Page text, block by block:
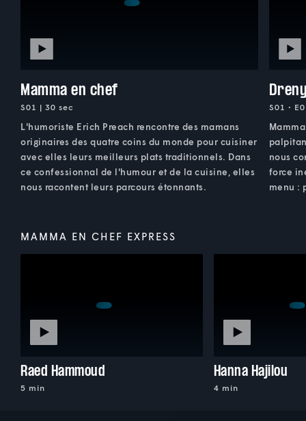
Mamma en chef
S01 | 30 sec
L'humoriste Erich Preach rencontre des mamans
originaires des quatre coins du monde pour cuisiner
avec elles leurs meilleurs plats traditionnels. Dans
ce confessionnal de l'humour et de la cuisine, elles
nous racontent leurs parcours étonnants.
S01 •
nous
force
menu :
MAMMA EN CHEF EXPRESS
Raed Hammoud
5 min
Hanna Hajilou
4 min